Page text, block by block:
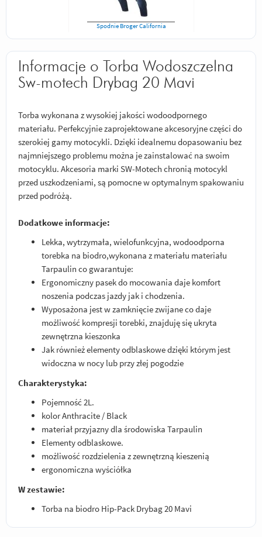
Spodnie Broger California
Informacje o Torba Wodoszczelna
Sw-motech Drybag 20 Mavi
Torba wykonana z wysokiej jakości wodoodpornego
materiału. Perfekcyjnie zaprojektowane akcesoryjne części do
szerokiej gamy motocykli. Dzięki idealnemu dopasowaniu bez
najmniejszego problemu można je zainstalować na swoim
motocyklu. Akcesoria marki SW-Motech chronią motocykl
przed uszkodzeniami, są pomocne w optymalnym spakowaniu
przed podróżą.
Dodatkowe informacje:
Lekka, wytrzymała, wielofunkcyjna, wodoodporna
torebka na biodro,wykonana z materiału materiału
Tarpaulin co gwarantuje:
Ergonomiczny pasek do mocowania daje komfort
noszenia podczas jazdy jak i chodzenia.
Wyposażona jest w zamknięcie zwijane co daje
możliwość kompresji torebki, znajduję się ukryta
zewnętrzna kieszonka
Jak również elementy odblaskowe dzięki którym jest
widoczna w nocy lub przy złej pogodzie
Charakterystyka:
Pojemność 2L.
kolor Anthracite / Black
materiał przyjazny dla środowiska Tarpaulin
Elementy odblaskowe.
możliwość rozdzielenia z zewnętrzną kieszenią
ergonomiczna wyściółka
W zestawie:
Torba na biodro Hip-Pack Drybag 20 Mavi